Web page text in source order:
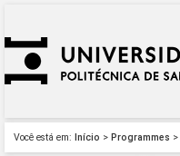
Você está em: Início > Programmes >